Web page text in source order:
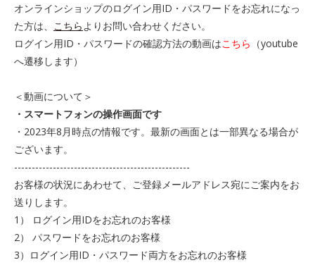
オンラインショップのログイン用ID・パスワードをお忘れになっ
た方は、 こちらよりお問い合わせください。
ログイン用ID・パスワードの確認方法の動画はこちら （youtube
へ遷移します）
＜動画について＞
・スマートフォンの操作画面です
・2023年8月時点の情報です。最新の画面とは一部異なる場合が
ございます。
--------------------------------------------------
お客様の状況にあわせて、ご登録メールアドレス宛にご案内をお
送りします。
1） ログイン用IDをお忘れのお客様
2） パスワードをお忘れのお客様
3）ログイン用ID・パスワード両方をお忘れのお客様